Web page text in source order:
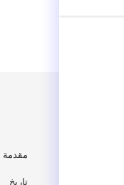
مقدمة
تاريخ